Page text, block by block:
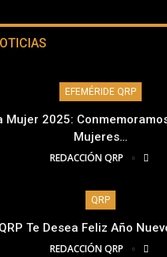
EFEMÉRIDE QRP
Mujer 2025:
Mujeres…
REDACCIÓN QRP
QRP
Te Desea Feliz Año
REDACCIÓN QRP